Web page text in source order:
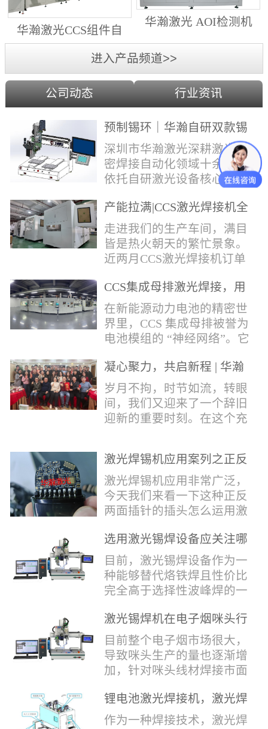
华瀚激光CCS组件自
动生产线（横向线）
华瀚激光 AOI检测机
（型号HA18DM6)
进入产品频道>>
公司动态 行业资讯
预制锡环｜华瀚自研双款锡
环机，实现焊点标准化量产
深圳市华瀚激光深耕激光精
密焊接自动化领域十余年，
依托自研激光设备核心技
环挤压成型机、多功能锡环
卷绕成型机，两套专业锡环
制备设备，预制标准化锡环
搭配激光定点熔锡工艺，从
方位解决精密电子量产焊接
痛点。预制锡环焊接工艺预
制锡环焊接工艺，核心优势
明显：1.锡料定量可控：锡
环设备提前卷绕/挤压成型，
每一枚锡环锡含量标准化，
激光一次性熔融，焊点大
小、锡厚高度统一...
产能拉满|CCS激光焊接机全
力量产冲刺
走进我们的生产车间，满目
皆是热火朝天的繁忙景象。
近两月CCS激光焊接机订单
和，全员火力全开，全力奔
赴交付节点，用硬核产能响
应市场需求，用严苛品质回
馈每一份客户信任。市场认
的技术、高效智能的生产优
势与零缺陷的品控标准，我
们的CCS激光焊接机持续斩
获大量订单，近两月产能全
开、排期紧凑，生产线有序
整机调试、性能检测到成品
CCS集成母排激光焊接，用
微米级工艺守护新能源电池
生命线
在新能源动力电池的精密世
界里，CCS 集成母排被誉为
电池模组的 “神经网络”。它
电，更承载着电压、温度信
号的实时采集，是连接电芯
与BMS电池管理系统的关键
桥梁。而连接这一切的，正
领域十余载，没有华丽的措
辞，只有最朴实的工艺呈
现，为客户解决实实在在的
落地生产难题。决定电池安
全的“微米关卡”随着新能源
汽车与储能市场爆发式增
凝心聚力，共启新程 | 华瀚
激光年度盛典
岁月不拘，时节如流，转眼
间，我们又迎来了一个辞旧
迎新的重要时刻。在这个充
堂，共同回顾了过去一年的
奋斗与辉煌，分享了成功的
喜悦，并对新的一年充满了
无限憧憬。回望过去，铭记
经理尹建中先生发表了振奋
人心的讲话。他首先对全体
员工在过去一年中的辛勤付
出和卓越贡献表示了最衷心
的感谢，并全面回顾了公司
在过去一年里取得的各项成
激光焊锡机应用案列之正反
两面插针焊接
激光焊锡机应用非常广泛，
今天我们来看一下这种正反
两面插针的插头怎么运用激
反两面都有插针的插头，其
焊接的方式还是有一定的难
点的，第一回流焊和自动烙
铁焊都不合适，因为对面一
会烫伤，在加上有干涉，烙
铁头不方便下去，目前在大
多数情况只能采用人工焊
接，目前人工成本贵，流动
性大，焊接的品质也难保
证。 但采用激光...
选用激光锡焊设备应关注哪
些方面
目前，激光锡焊设备作为一
种能够替代烙铁焊且性价比
完全高于选择性波峰焊的一
来越多的企业关注与使用，
那么在选择激光锡焊设备方
面应该关注哪几点哪？
其一，激光锡焊接设备上
动力核心部件，激光器肯定
是锡焊接设备最至关重要的
一环。目前作为激光锡焊接
激光锡焊机在电子烟咪头行
业的应用
目前整个电子烟市场很大，
导致咪头生产的量也逐渐增
加，针对咪头线材焊接市面
统烙铁焊接，优势价格便
宜，咪头焊接自动化生产线
锂电池激光焊接机，激光焊
锡机厂家如何选？
作为一种焊接技术，激光焊